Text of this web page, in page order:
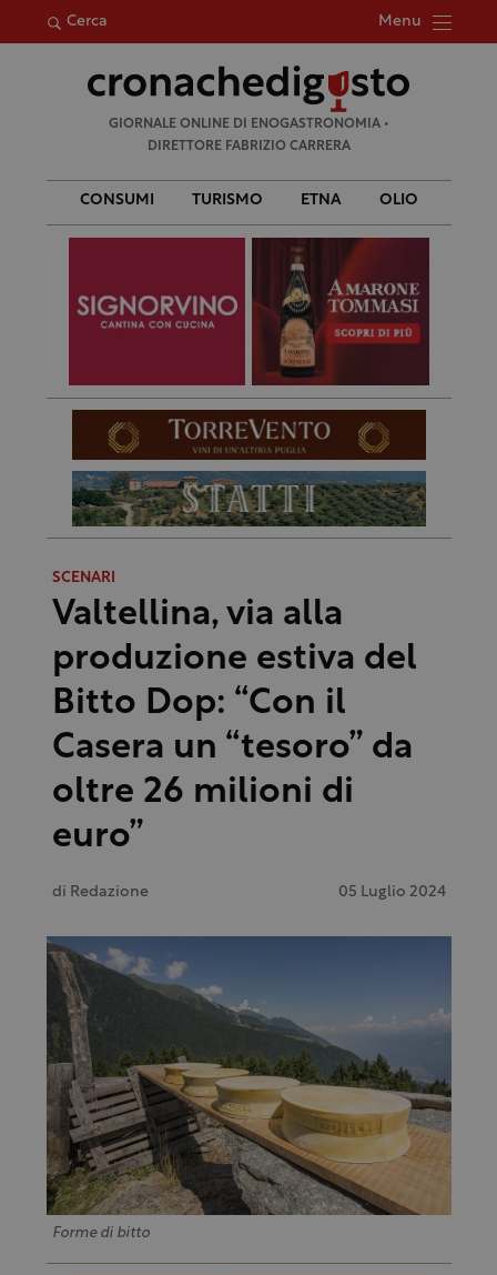
Cerca Menu
per:
GIORNALE ONLINE DI ENOGASTRONOMIA •
DIRETTORE FABRIZIO CARRERA
CONSUMI TURISMO ETNA OLIO
SCENARI
Valtellina, via alla
produzione estiva del
Bitto Dop: “Con il
Casera un “tesoro” da
oltre 26 milioni di
euro”
di Redazione 05 Luglio 2024
Forme di bitto